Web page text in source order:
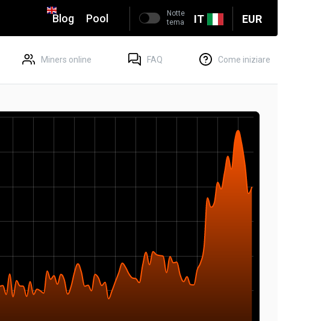
IT EUR
Blog Pool
Notte
tema
Miners online FAQ Come iniziare